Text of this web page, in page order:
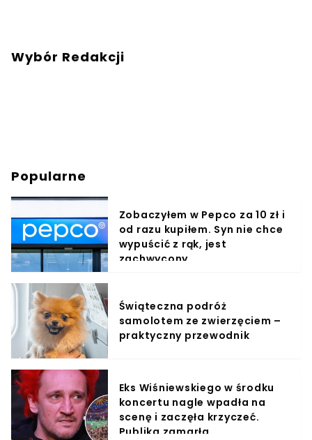
Wybór Redakcji
Popularne
Zobaczyłem w Pepco za 10 zł i
od razu kupiłem. Syn nie chce
wypuścić z rąk, jest
zachwycony
Świąteczna podróż
samolotem ze zwierzęciem –
praktyczny przewodnik
Eks Wiśniewskiego w środku
koncertu nagle wpadła na
scenę i zaczęła krzyczeć.
Publika zamarła